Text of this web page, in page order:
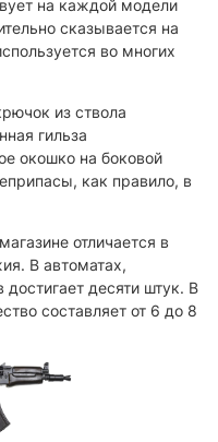
на каждой модели
сказывается на
во многих
из ствола
гильза
окошко на боковой
как правило, в
отличается в
В автоматах,
десяти штук. В
составляет от 6 до 8